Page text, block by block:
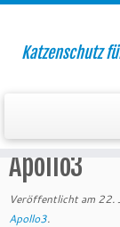
springen
Katzenschutz
Apollo3
Veröffentlicht am 22.
Apollo3.